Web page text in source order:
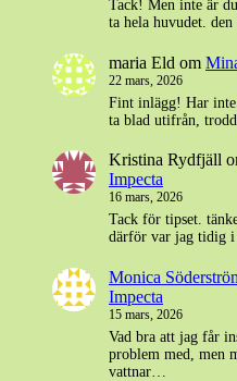
Tack! Men inte är
ta hela huvudet.
maria Eld om
22 mars, 2026
Fint inlägg! Har inte
ta blad utifrån,
Kristina Rydfjäll
Impecta
16 mars, 2026
Tack för tipset.
därför var jag tidig
Monica
Impecta
15 mars, 2026
Vad bra att jag får
problem med, men
vattnar…